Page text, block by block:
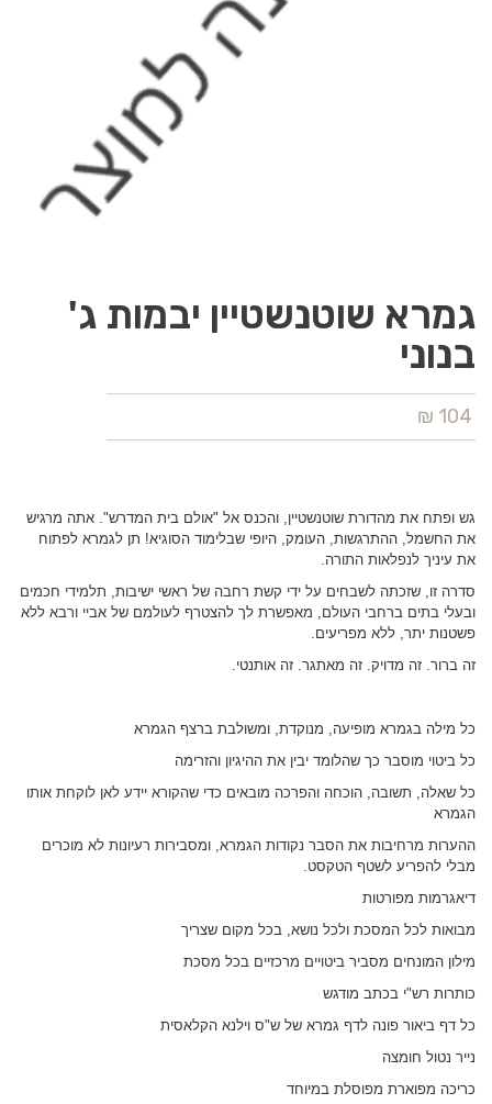
גמרא שוטנשטיין יבמות ג'
בנוני
104 ₪
גש ופתח את מהדורת שוטנשטיין, והכנס אל "אולם בית המדרש". אתה מרגיש
את החשמל, ההתרגשות, העומק, היופי שבלימוד הסוגיא! תן לגמרא לפתוח
את עיניך לנפלאות התורה.
סדרה זו, שזכתה לשבחים על ידי קשת רחבה של ראשי ישיבות, תלמידי חכמים
ובעלי בתים ברחבי העולם, מאפשרת לך להצטרף לעולמם של אביי ורבא ללא
פשטנות יתר, ללא מפריעים.
זה ברור. זה מדויק. זה מאתגר. זה אותנטי.
כל מילה בגמרא מופיעה, מנוקדת, ומשולבת ברצף הגמרא
כל ביטוי מוסבר כך שהלומד יבין את ההיגיון והזרימה
כל שאלה, תשובה, הוכחה והפרכה מובאים כדי שהקורא יידע לאן לוקחת אותו
הגמרא
ההערות מרחיבות את הסבר נקודות הגמרא, ומסבירות רעיונות לא מוכרים
מבלי להפריע לשטף הטקסט.
דיאגרמות מפורטות
מבואות לכל המסכת ולכל נושא, בכל מקום שצריך
מילון המונחים מסביר ביטויים מרכזיים בכל מסכת
כותרות רש"י בכתב מודגש
כל דף ביאור פונה לדף גמרא של ש"ס וילנא הקלאסית
נייר נטול חומצה
כריכה מפוארת מפוסלת במיוחד